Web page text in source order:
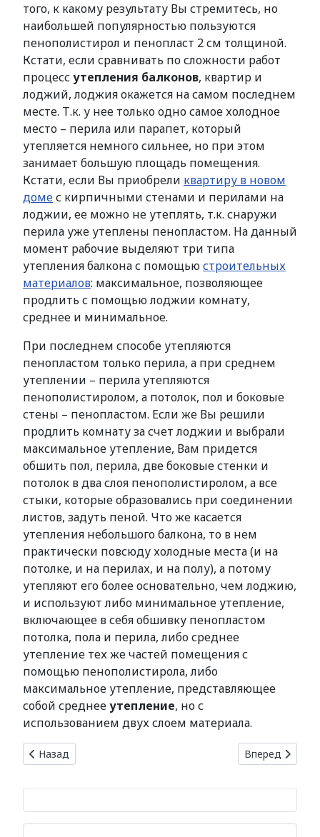
того, к какому результату Вы стремитесь, но
наибольшей популярностью пользуются
пенополистирол и пенопласт 2 см толщиной.
Кстати, если сравнивать по сложности работ
процессутепления балконов, квартир и
лоджий, лоджия окажется на самом последнем
месте. Т.к. у нее только одно самое холодное
место – перила или парапет, который
утепляется немного сильнее, но при этом
занимает большую площадь помещения.
Кстати, если Вы приобрели квартиру в новом
домес кирпичными стенами и перилами на
лоджии, ее можно не утеплять, т.к. снаружи
перила уже утеплены пенопластом. На данный
момент рабочие выделяют три типа
утепления балкона с помощьюстроительных
материалов: максимальное, позволяющее
продлить с помощью лоджии комнату,
среднее и минимальное.
При последнем способе утепляются
пенопластом только перила, а при среднем
утеплении – перила утепляются
пенополистиролом, а потолок, пол и боковые
стены – пенопластом. Если же Вы решили
продлить комнату за счет лоджии и выбрали
максимальное утепление, Вам придется
обшить пол, перила, две боковые стенки и
потолок в два слоя пенополистиролом, а все
стыки, которые образовались при соединении
листов, задуть пеной. Что же касается
утепления небольшого балкона, то в нем
практически повсюду холодные места (и на
потолке, и на перилах, и на полу), а потому
утепляют его более основательно, чем лоджию,
и используют либо минимальное утепление,
включающее в себя обшивку пенопластом
потолка, пола и перила, либо среднее
утепление тех же частей помещения с
помощью пенополистирола, либо
максимальное утепление, представляющее
собой среднееутепление, но с
использованием двух слоем материала.
Предыдущий: Какие окна лучше установить в своей
Назад Следующий:
Вперед